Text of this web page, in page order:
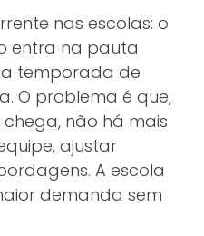
nas escolas: o
entra na pauta
temporada de
O problema é que,
não há mais
ajustar
A escola
demanda sem